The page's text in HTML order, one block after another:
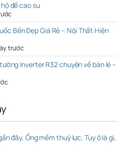
đế cao su
Bền Đẹp Giá Rẻ – Nội Thất Hiện
trước
Inverter R32 chuyên về bán lẻ –
đây, Ống mềm thuỷ lực, Tuy ô là gì,